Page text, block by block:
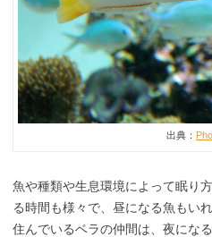
出典：
魚や種類や生息環境によって眠り
る時間も様々で、昼になる魚もい
住んでいるベラの仲間は、夜にな